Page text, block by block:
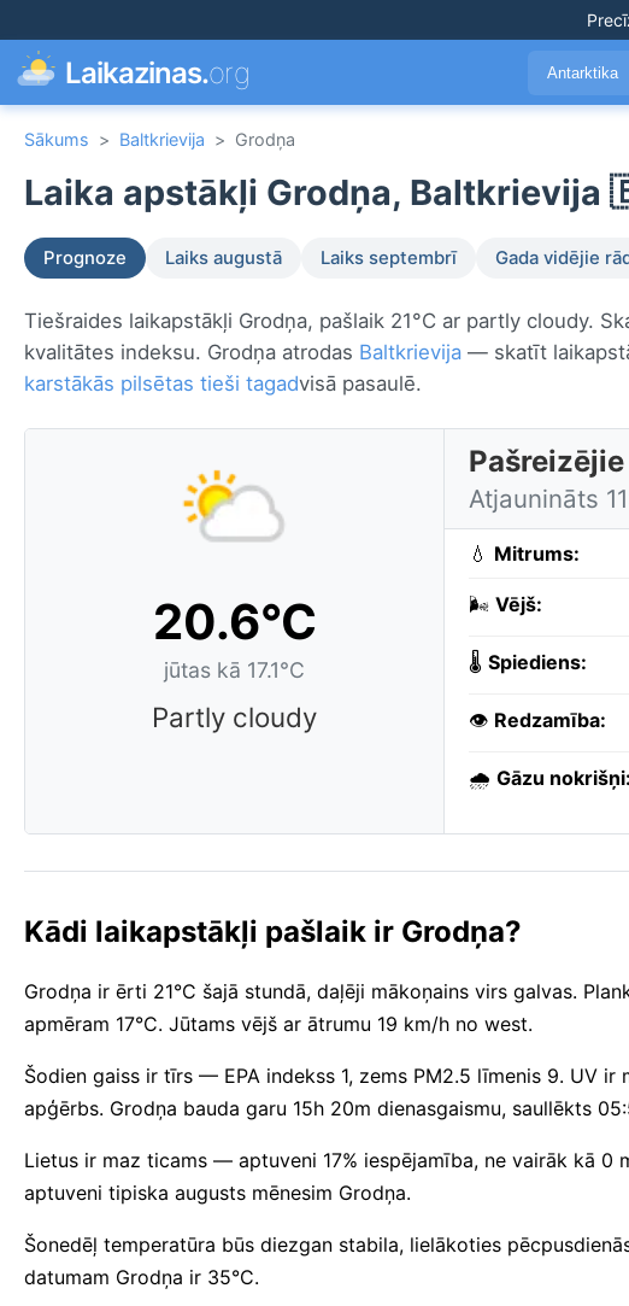
Laikazinas.org Antarktika
Sākums > Baltkrievija > Grodņa
Laika apstākļi Grodņa,
Prognoze Laiks augustā Laiks septembrī Gada vidējie
Tiešraides laikapstākļi Grodņa, pašlaik 21°C ar partly cloudy.
kvalitātes indeksu. Grodņa atrodas Baltkrievija — skatīt
karstākās pilsētas tieši tagadvisā pasaulē.
20.6°C
jūtas kā 17.1°C
Partly cloudy
Atjaunināts
💧 Mitrums:
🌬️ Vējš:
🌡️ Spiediens:
👁️ Redzamība:
🌧️ Gāzu nokrišņi:
Kādi laikapstākļi pašlaik ir Grodņa?
Grodņa ir ērti 21°C šajā stundā, daļēji mākoņains virs galvas.
apmēram 17°C. Jūtams vējš ar ātrumu 19 km/h no west.
Šodien gaiss ir tīrs — EPA indekss 1, zems PM2.5 līmenis 9. UV
apģērbs. Grodņa bauda garu 15h 20m dienasgaismu, saullēkts
Lietus ir maz ticams — aptuveni 17% iespējamība, ne vairāk kā
aptuveni tipiska augusts mēnesim Grodņa.
Šonedēļ temperatūra būs diezgan stabila, lielākoties
datumam Grodņa ir 35°C.